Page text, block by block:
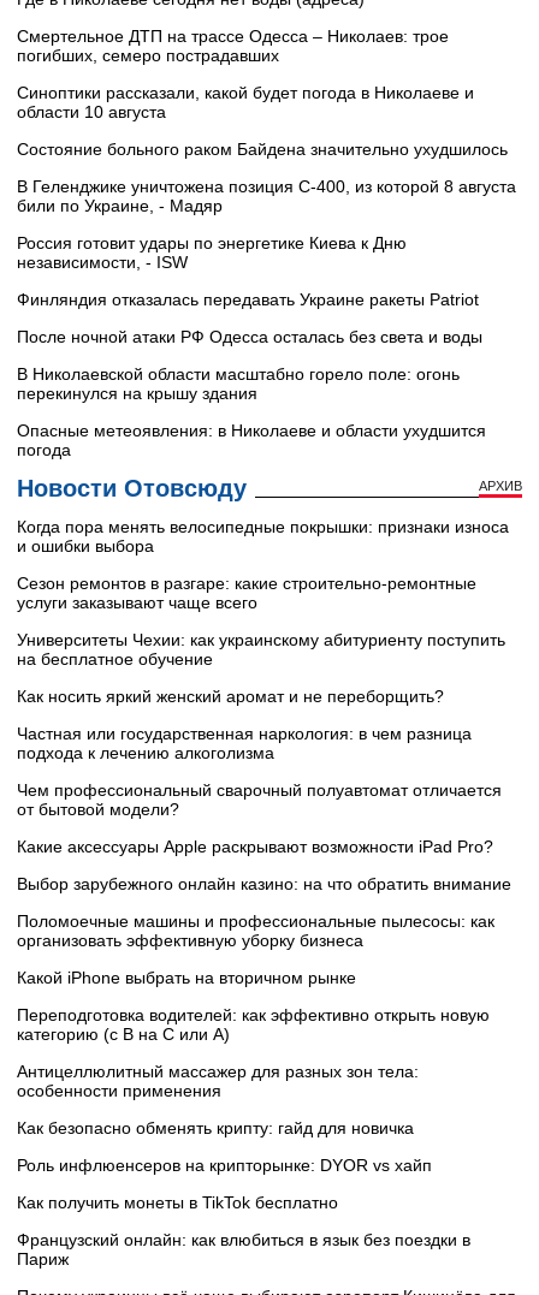
Смертельное ДТП на трассе Одесса – Николаев: трое
погибших, семеро пострадавших
Синоптики рассказали, какой будет погода в Николаеве и
области 10 августа
Состояние больного раком Байдена значительно ухудшилось
В Геленджике уничтожена позиция С-400, из которой 8 августа
били по Украине, - Мадяр
Россия готовит удары по энергетике Киева к Дню
независимости, - ISW
Финляндия отказалась передавать Украине ракеты Patriot
После ночной атаки РФ Одесса осталась без света и воды
В Николаевской области масштабно горело поле: огонь
перекинулся на крышу здания
Опасные метеоявления: в Николаеве и области ухудшится
погода
Новости Отовсюду АРХИВ
Когда пора менять велосипедные покрышки: признаки износа
и ошибки выбора
Сезон ремонтов в разгаре: какие строительно-ремонтные
услуги заказывают чаще всего
Университеты Чехии: как украинскому абитуриенту поступить
на бесплатное обучение
Как носить яркий женский аромат и не переборщить?
Частная или государственная наркология: в чем разница
подхода к лечению алкоголизма
Чем профессиональный сварочный полуавтомат отличается
от бытовой модели?
Какие аксессуары Apple раскрывают возможности iPad Pro?
Выбор зарубежного онлайн казино: на что обратить внимание
Поломоечные машины и профессиональные пылесосы: как
организовать эффективную уборку бизнеса
Какой iPhone выбрать на вторичном рынке
Переподготовка водителей: как эффективно открыть новую
категорию (с B на C или А)
Антицеллюлитный массажер для разных зон тела:
особенности применения
Как безопасно обменять крипту: гайд для новичка
Роль инфлюенсеров на крипторынке: DYOR vs хайп
Как получить монеты в TikTok бесплатно
Французский онлайн: как влюбиться в язык без поездки в
Париж